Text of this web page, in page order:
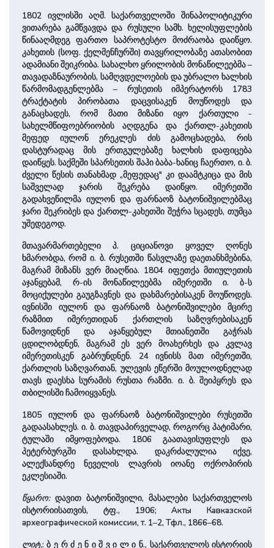
1802 ივლისში აღმ. სა­ქართვე­ლოში შინაპოლიტიკური
ვითარება გამწვავდა და რუსული სამხ. ხე­ლი­სუფ­ლე­ბის
წინააღმდეგ ფართო საპროტესტო მოძრა­ობა დაიწყო.
კახეთის (სოფ. ქელმენჩურში) თავყრილობაზე ათასობით
ადამიანი შეიკრიბა. სახალხო ყრილობის მონაწილეებმა –
თავადაზნაურობის, სამღვდელოების და უბრალო ხალხის
წარმომადგენლებმა – რუსეთის იმპერატორს 1783
ტრაქტატის პირობათა დაცვისაკენ მოუწოდეს და
განაცხადეს, რომ მათი მიზანი იყო ქართული ­
სახელმწიფოებრიობის აღდგენა და ქართლ-კახეთის
მეფედ იულონ ერეკლეს ძის გამოცხადება, რის
დასტურადაც მის ერთგულებაზე ხალხის დაფიცება
დაიწყეს. საქმეში სპარსეთის შაჰი ბაბა-ხანიც ჩაერთო, ი. ბ.
ძველი წესის თანახმად „მეფედაც" კი დაამტკიცა და მის
საშველად ჯარის შეკრება დაიწყო. იმერეთში
გადახვეწილმა იულონ და ფარნაოზ ბატონიშვილებმაც
ჯარი შეკრიბეს და ქართლ-კახეთში შეჭრა სცადეს, თუმცა
უშედეგოდ.
მთავარმართებელი პ. ციციანოვი ყოველ ღონეს
ხმარობდა, რომ ი. ბ. რუსეთში წასვლაზე დაეთანხმებინა,
მაგრამ მიზანს ვერ მიაღწია. 1804 იფეთქა მთიულეთის
აჯანყებამ, რ-ის მონაწილეებმა იმერეთში ი. ბ-ს
მოციქულები გაუგზავნეს და დახმარებისაკენ მოუწოდეს.
ივნისში იულონ და ფარნაოზ ბატონიშვილები მცირე
რაზმით იმერეთიდან ქართლის საზღვრებისაკენ
წამოვიდნენ და აჯანყებულ მთიანეთში გაჭრას
ცდილობდნენ, მაგრამ ეს ვერ მოახერხეს და ­კვლავ
იმერეთისკენ გაბრუნდნენ. 24 ივნისს მათ იმერეთში,
ქართლის საზღვართან, ულევის ეწერში მოულოდნელად
თავს დაესხა სურამის რუსთა რაზმი. ი. ბ. შეიპყრეს და
თბილისში ჩამოიყვანეს.
1805 იულონ და ფარნაოზ ბატონიშვილები რუსეთში
გადაასახლეს. ი. ბ. თავდაპირველად, როგორც პატიმარი,
ტულაში იმყოფე­ბოდა. 1806 გაათავისუფლეს და
პეტერბურგში დასახლდა. დაკრძალულია იქვე,
ალექსანდრე ნეველის ლავრის იოანე ოქროპირის
ეკლესიაში.
წყარო:დავით ბატონიშვი­ლი, მასალები სა­ქარ­თვე­ლოს
ისტორიისათვის, ტფ., 1906; Акты Кавказской
археографической комиссии, т. 1–2, Тфл., 1866–68.
ლიტ.: ბ ე რ ძ ე ნ ი ­შ ვ ი ­ლ ი ნ., სა­ქართვე­ლოს ისტორიის